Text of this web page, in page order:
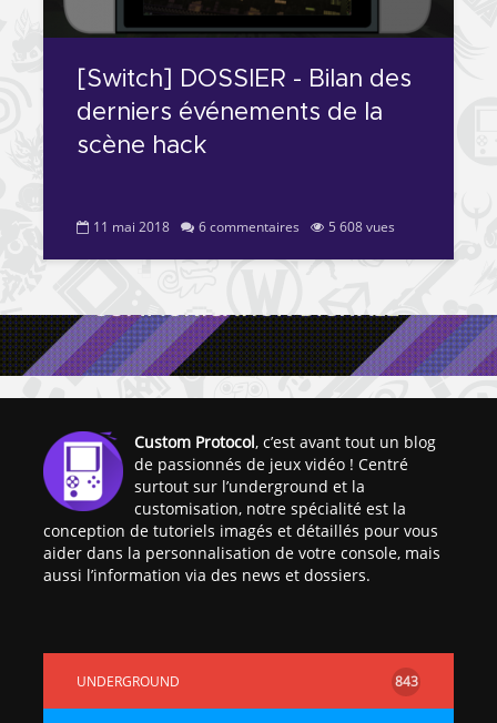
[Switch] DOSSIER - Bilan des
derniers événements de la
scène hack
11 mai 2018 6 commentaires 5 608 vues
Custom Protocol, c’est avant tout un blog
de passionnés de jeux vidéo ! Centré
surtout sur l’underground et la
customisation, notre spécialité est la
conception de tutoriels imagés et détaillés pour vous
aider dans la personnalisation de votre console, mais
aussi l’information via des news et dossiers.
UNDERGROUND 843
[PS4] Le point sur le
6.72 / 7.02
[Vita] La team CBPS
dévoile dans une
[PSP]